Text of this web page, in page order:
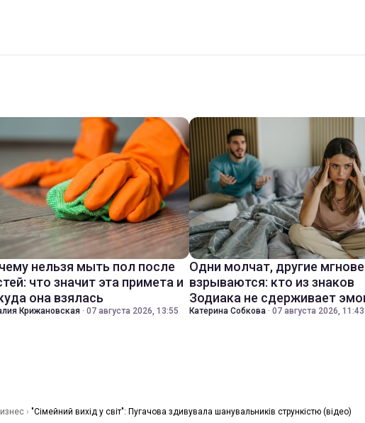
нельзя мыть пол после
что значит эта примета и
она взялась
Крижановская · 07 августа 2026, 13:55
Одни молчат, другие
взрываются: кто из знаков
Зодиака не сдерживает
Катерина Собкова · 07 августа 2026, 11:43
› "Сімейний вихід у світ": Пугачова здивувала шанувальників стрункістю (відео)